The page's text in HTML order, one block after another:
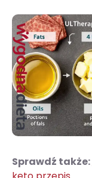
Sprawdź także: